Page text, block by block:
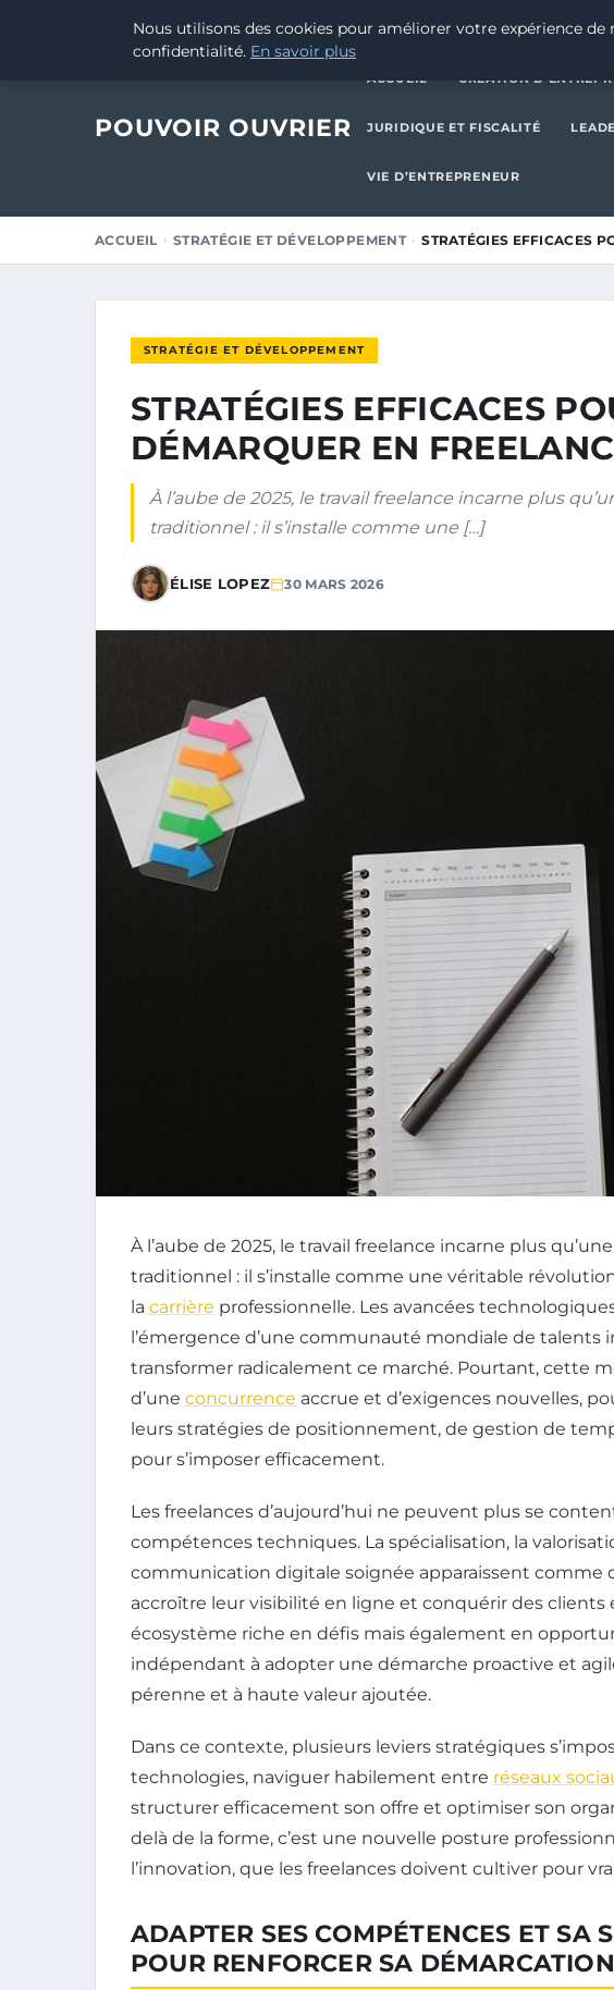
30 MARS 2026
POUVOIR OUVRIER
ACCUEIL CRÉATION
JURIDIQUE ET FISCALITÉ
VIE D’ENTREPRENEUR
ACCUEIL STRATÉGIE ET DÉVELOPPEMENT STRATÉGIES EFFICACES
STRATÉGIE ET DÉVELOPPEMENT
STRATÉGIES EFFICACES
DÉMARQUER EN
À l’aube de 2025, le travail freelance incarne plus
traditionnel : il s’installe comme une […]
ÉLISE LOPEZ 30 MARS 2026
À l’aube de 2025, le travail freelance incarne plus
traditionnel : il s’installe comme une véritable
la carrière professionnelle. Les avancées
l’émergence d’une communauté mondiale de
transformer radicalement ce marché. Pourtant, cette
d’une concurrence accrue et d’exigences nouvelles,
leurs stratégies de positionnement, de gestion de
pour s’imposer efficacement.
Les freelances d’aujourd’hui ne peuvent plus se
compétences techniques. La spécialisation, la
communication digitale soignée apparaissent comme
accroître leur visibilité en ligne et conquérir des clients
écosystème riche en défis mais également en
indépendant à adopter une démarche proactive et
pérenne et à haute valeur ajoutée.
Dans ce contexte, plusieurs leviers stratégiques
technologies, naviguer habilement entre réseaux
structurer efficacement son offre et optimiser son
delà de la forme, c’est une nouvelle posture
l’innovation, que les freelances doivent cultiver pour
ADAPTER SES COMPÉTENCES ET SA
POUR RENFORCER SA
Nous utilisons des cookies pour améliorer votre expérience
confidentialité. En savoir plus